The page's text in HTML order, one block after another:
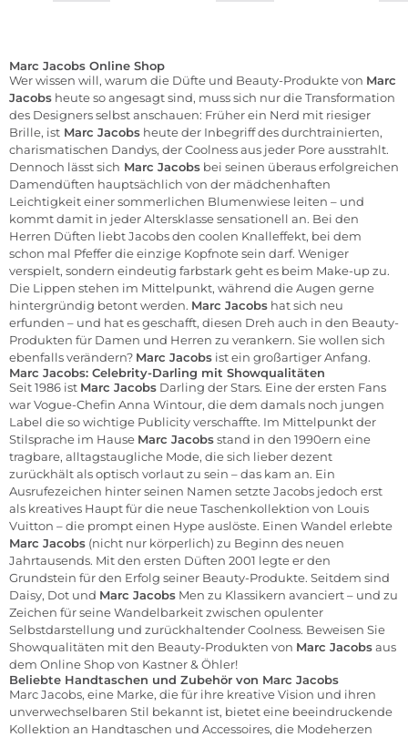
Marc Jacobs Online Shop
Wer wissen will, warum die Düfte und Beauty-Produkte von Marc
Jacobs heute so angesagt sind, muss sich nur die Transformation
des Designers selbst anschauen: Früher ein Nerd mit riesiger
Brille, ist Marc Jacobs heute der Inbegriff des durchtrainierten,
charismatischen Dandys, der Coolness aus jeder Pore ausstrahlt.
Dennoch lässt sich Marc Jacobs bei seinen überaus erfolgreichen
Damendüften hauptsächlich von der mädchenhaften
Leichtigkeit einer sommerlichen Blumenwiese leiten – und
kommt damit in jeder Altersklasse sensationell an. Bei den
Herren Düften liebt Jacobs den coolen Knalleffekt, bei dem
schon mal Pfeffer die einzige Kopfnote sein darf. Weniger
verspielt, sondern eindeutig farbstark geht es beim Make-up zu.
Die Lippen stehen im Mittelpunkt, während die Augen gerne
hintergründig betont werden. Marc Jacobs hat sich neu
erfunden – und hat es geschafft, diesen Dreh auch in den Beauty-
Produkten für Damen und Herren zu verankern. Sie wollen sich
ebenfalls verändern? Marc Jacobs ist ein großartiger Anfang.
Marc Jacobs: Celebrity-Darling mit Showqualitäten
Seit 1986 ist Marc Jacobs Darling der Stars. Eine der ersten Fans
war Vogue-Chefin Anna Wintour, die dem damals noch jungen
Label die so wichtige Publicity verschaffte. Im Mittelpunkt der
Stilsprache im Hause Marc Jacobsstand in den 1990ern eine
tragbare, alltagstaugliche Mode, die sich lieber dezent
zurückhält als optisch vorlaut zu sein – das kam an. Ein
Ausrufezeichen hinter seinen Namen setzte Jacobs jedoch erst
als kreatives Haupt für die neue Taschenkollektion von Louis
Vuitton – die prompt einen Hype auslöste. Einen Wandel erlebte
Marc Jacobs (nicht nur körperlich) zu Beginn des neuen
Jahrtausends. Mit den ersten Düften 2001 legte er den
Grundstein für den Erfolg seiner Beauty-Produkte. Seitdem sind
Daisy, Dot und Marc Jacobs Men zu Klassikern avanciert – und zu
Zeichen für seine Wandelbarkeit zwischen opulenter
Selbstdarstellung und zurückhaltender Coolness. Beweisen Sie
Showqualitäten mit den Beauty-Produkten von Marc Jacobsaus
dem Online Shop von Kastner & Öhler!
Beliebte Handtaschen und Zubehör von Marc Jacobs
Marc Jacobs, eine Marke, die für ihre kreative Vision und ihren
unverwechselbaren Stil bekannt ist, bietet eine beeindruckende
Kollektion an Handtaschen und Accessoires, die Modeherzen